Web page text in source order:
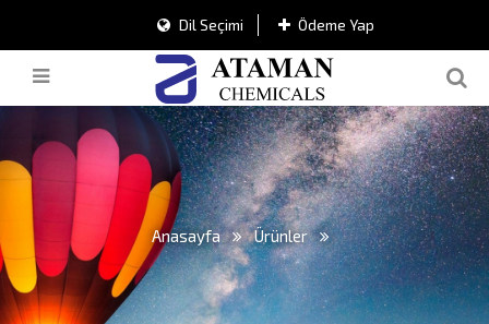
Dil Seçimi Ödeme Yap
Anasayfa Ürünler